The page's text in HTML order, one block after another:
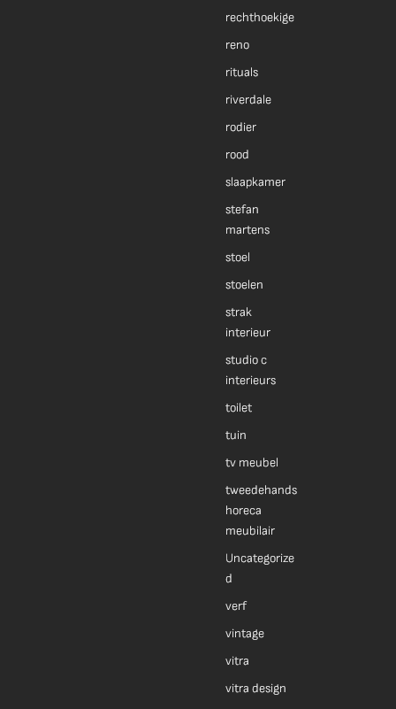
rechthoekige
reno
rituals
riverdale
rodier
rood
slaapkamer
stefan
martens
stoel
stoelen
strak
interieur
studio c
interieurs
toilet
tuin
tv meubel
tweedehands
horeca
meubilair
Uncategorize
d
verf
vintage
vitra
vitra design